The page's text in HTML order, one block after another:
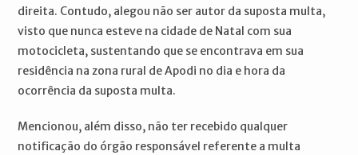
direita. Contudo, alegou não ser autor da suposta multa,
visto que nunca esteve na cidade de Natal com sua
motocicleta, sustentando que se encontrava em sua
residência na zona rural de Apodi no dia e hora da
ocorrência da suposta multa.
Mencionou, além disso, não ter recebido qualquer
notificação do órgão responsável referente a multa